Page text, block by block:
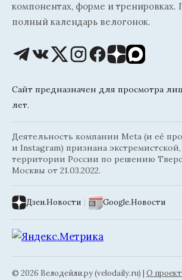
компонентах, форме и
полный календарь велогонок.
Сайт предназначен для просмотра
лет.
Деятельность компании Meta (и её
и Instagram) признана
территории России по решению
Москвы от 21.03.2022.
Дзен.Новости | Google.Новости
© 2026 Велодейли.ру (velodaily.ru) | О